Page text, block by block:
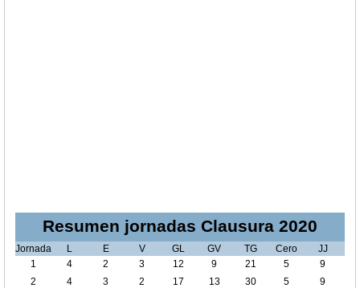
Resumen jornadas Clausura 2020
Jornada L E V GL GV TG Cero
JJ
1
4 2 3 12 9 21 5
9
2
4 3 2 17 13 30 5
9